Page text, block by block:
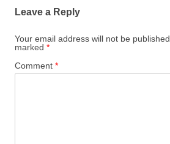
Leave a Reply
Your email address will not be published.
marked *
Comment *